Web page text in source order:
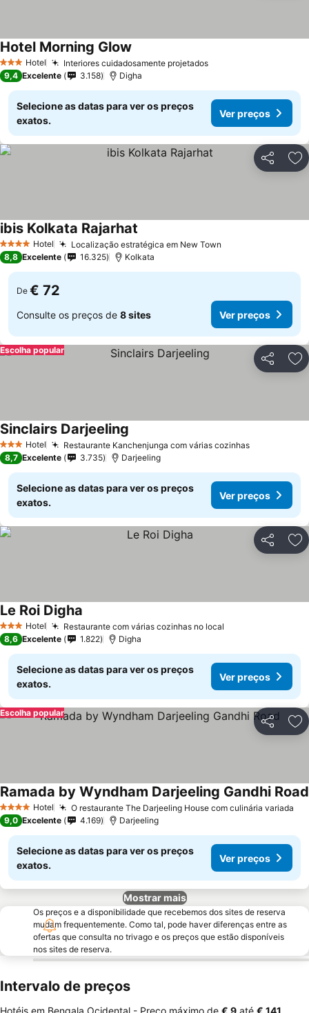
3 EstrelasHotel Interiores cuidadosamente projetados
Hotel Morning Glow
9,4 Excelente 3.158 Digha
Selecione as datas para ver os preços
exatos.
Ver preços
Partilhar
4 EstrelasHotel Localização estratégica em New Town
ibis Kolkata Rajarhat
8,8 Excelente 16.325 Kolkata
De € 72
Consulte os preços de 8 sites Ver preços
Partilhar
Escolha popular
3 EstrelasHotel Restaurante Kanchenjunga com várias cozinhas
Sinclairs Darjeeling
8,7 Excelente 3.735 Darjeeling
Selecione as datas para ver os preços
exatos.
Ver preços
Partilhar
3 EstrelasHotel Restaurante com várias cozinhas no local
Le Roi Digha
8,6 Excelente 1.822 Digha
Selecione as datas para ver os preços
exatos.
Ver preços
Partilhar
Escolha popular
4 EstrelasHotel O restaurante The Darjeeling House com culinária variada
Ramada by Wyndham Darjeeling Gandhi Road
9,0 Excelente 4.169 Darjeeling
Selecione as datas para ver os preços
exatos.
Ver preços
Mostrar mais
Os preços e a disponibilidade que recebemos dos sites de reserva
mudam frequentemente. Como tal, pode haver diferenças entre as
ofertas que consulta no trivago e os preços que estão disponíveis
nos sites de reserva.
Intervalo de preços
Hotéis em Bengala Ocidental - Preço máximo de ‎€ 9 até ‎€ 141